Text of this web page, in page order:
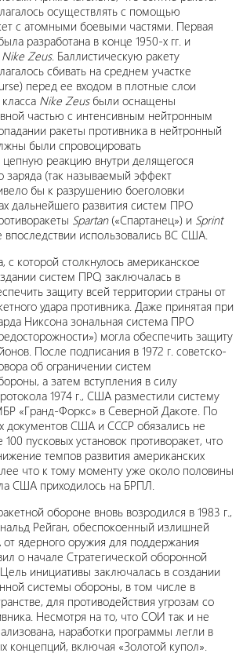
осуществлять с помощью
с атомными боевыми частями. Первая
разработана в конце 1950-х гг. и
Nike Zeus. Баллистическую ракету
сбивать на среднем участке
перед ее входом в плотные слои
Nike Zeusбыли оснащены
частью с интенсивным нейтронным
ракеты противника в нейтронный
были спровоцировать
реакцию внутри делящегося
заряда (так называемый эффект
бы к разрушению боеголовки
дальнейшего развития систем ПРО
Spartan(«Спартанец») и Sprint
впоследствии использовались ВС США.
которой столкнулось американское
систем ПРО, заключалась в
защиту всей территории страны от
удара противника. Даже принятая при
Никсона зональная система ПРО
могла обеспечить защиту
После подписания в 1972 г. советско-
об ограничении систем
а затем вступления в силу
1974 г., США разместили систему
«Гранд-Форкс» в Северной Дакоте. По
документов США и СССР обязались не
пусковых установок противоракет, что
темпов развития американских
что к тому моменту уже около половины
США приходилось на БРПЛ.
обороне вновь возродился в 1983 г.,
Рейган, обеспокоенный излишней
ядерного оружия для поддержания
о начале Стратегической оборонной
инициативы заключалась в создании
системы обороны, в том числе в
для противодействия угрозам со
Несмотря на то, что СОИ так и не
наработки программы легли в
концепций, включая «Золотой купол».